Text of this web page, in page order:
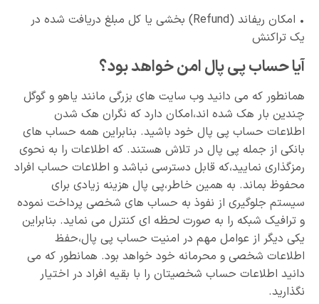
• امکان ریفاند (Refund) بخشی یا کل مبلغ دریافت شده در
یک تراکنش
آیا حساب پی پال امن خواهد بود؟
همانطور که می دانید وب سایت های بزرگی مانند یاهو و گوگل
چندین بار هک شده اند،امکان دارد که نگران هک شدن
اطلاعات حساب پی پال خود باشید. بنابراین همه حساب های
بانکی از جمله پی پال در تلاش هستند. که اطلاعات را به نحوی
رمزگذاری نمایید،که قابل دسترسی نباشد و اطلاعات حساب افراد
محفوظ بماند. به همین خاطر،پی پال هزینه زیادی برای
سیستم جلوگیری از نفوذ به حساب های شخصی پرداخت نموده
و ترافیک شبکه را به صورت لحظه ای کنترل می نماید. بنابراین
یکی دیگر از عوامل مهم در امنیت حساب پی پال،حفظ
اطلاعات شخصی و محرمانه خود خواهد بود. همانطور که می
دانید اطلاعات حساب شخصیتان را با بقیه افراد در اختیار
نگذارید.